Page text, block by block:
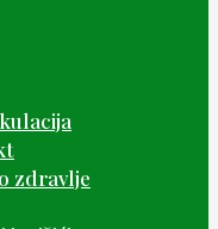
zdravlje